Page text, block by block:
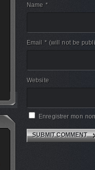
Name *
Email * (will not be
Website
Enregistrer mon